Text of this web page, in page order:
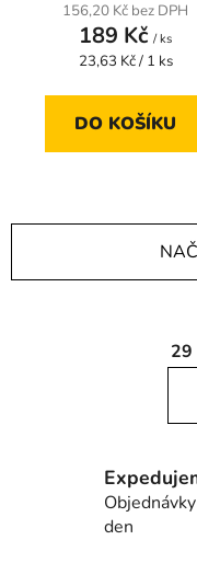
156,20 Kč bez DPH
189 Kč / ks
Měrná
23,63 Kč / 1 ks
DO KOŠÍKU
29
den